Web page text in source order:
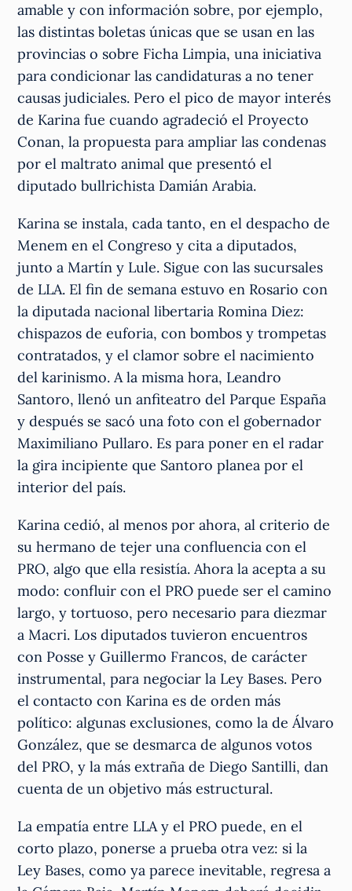
amable y con información sobre, por ejemplo,
las distintas boletas únicas que se usan en las
provincias o sobre Ficha Limpia, una iniciativa
para condicionar las candidaturas a no tener
causas judiciales. Pero el pico de mayor interés
de Karina fue cuando agradeció el Proyecto
Conan, la propuesta para ampliar las condenas
por el maltrato animal que presentó el
diputado bullrichista Damián Arabia.
Karina se instala, cada tanto, en el despacho de
Menem en el Congreso y cita a diputados,
junto a Martín y Lule. Sigue con las sucursales
de LLA. El fin de semana estuvo en Rosario con
la diputada nacional libertaria Romina Diez:
chispazos de euforia, con bombos y trompetas
contratados, y el clamor sobre el nacimiento
del karinismo. A la misma hora, Leandro
Santoro, llenó un anfiteatro del Parque España
y después se sacó una foto con el gobernador
Maximiliano Pullaro. Es para poner en el radar
la gira incipiente que Santoro planea por el
interior del país.
Karina cedió, al menos por ahora, al criterio de
su hermano de tejer una confluencia con el
PRO, algo que ella resistía. Ahora la acepta a su
modo: confluir con el PRO puede ser el camino
largo, y tortuoso, pero necesario para diezmar
a Macri. Los diputados tuvieron encuentros
con Posse y Guillermo Francos, de carácter
instrumental, para negociar la Ley Bases. Pero
el contacto con Karina es de orden más
político: algunas exclusiones, como la de Álvaro
González, que se desmarca de algunos votos
del PRO, y la más extraña de Diego Santilli, dan
cuenta de un objetivo más estructural.
La empatía entre LLA y el PRO puede, en el
corto plazo, ponerse a prueba otra vez: si la
Ley Bases, como ya parece inevitable, regresa a